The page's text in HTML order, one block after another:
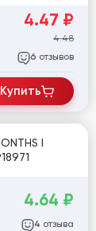
4.47 ₽
4.48
6 отзывов
Купить
I
I OAUTH2 TOKEN #918971
4.64 ₽
4 отзыва